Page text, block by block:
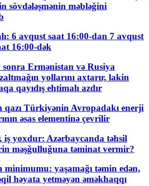
sövdələşmənin məbləğini
6 avqust saat 16:00-dan 7 avqust
16:00-dək
sonra Ermənistan və Rusiya
yollarını axtarır, lakin
qayıdış ehtimalı azdır
qazı Türkiyənin Avropadakı enerji
əsas elementinə çevrilir
iş yoxdur: Azərbaycanda təhsil
məşğulluğuna təminat vermir?
minimumu: yaşamağı təmin edən,
həyata yetməyən əməkhaqqı